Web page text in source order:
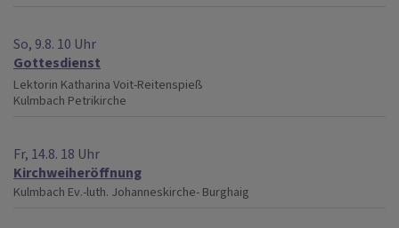
So, 9.8. 10 Uhr
Gottesdienst
Lektorin Katharina Voit-Reitenspieß
Kulmbach Petrikirche
Fr, 14.8. 18 Uhr
Kirchweiheröffnung
Kulmbach Ev.-luth. Johanneskirche- Burghaig